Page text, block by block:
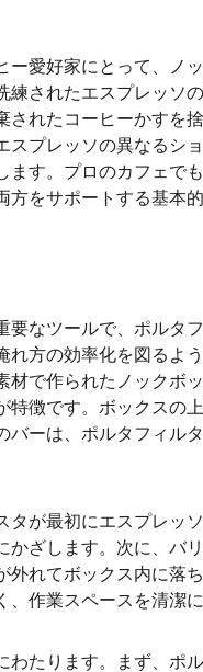
ー愛好家にとって、ノ
されたエスプレッソ
れたコーヒーかすを
スプレッソの異なるシ
ます。プロのカフェで
をサポートする基本
要なツールで、ポルタ
れ方の効率化を図るよ
材で作られたノックボ
特徴です。ボックスの
バーは、ポルタフィル
タが最初にエスプレッ
かざします。次に、バ
外れてボックス内に落
作業スペースを清潔
わたります。まず、ポ